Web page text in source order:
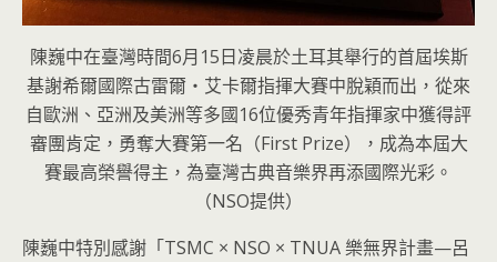
陳巍中在臺灣時間6月15日凌晨於土耳其舉行的首屆埃斯
基謝希爾國際古雷爾・艾卡爾指揮大賽中脫穎而出，從來
自歐洲、亞洲及美洲等多國16位優秀青年指揮家中獲得評
審團肯定，勇奪大賽第一名（First Prize），成為本屆大
賽最高榮譽得主，為臺灣古典音樂界再添國際光彩。
（NSO提供）
陳巍中特別感謝「TSMC × NSO × TNUA 樂無界計畫—呂